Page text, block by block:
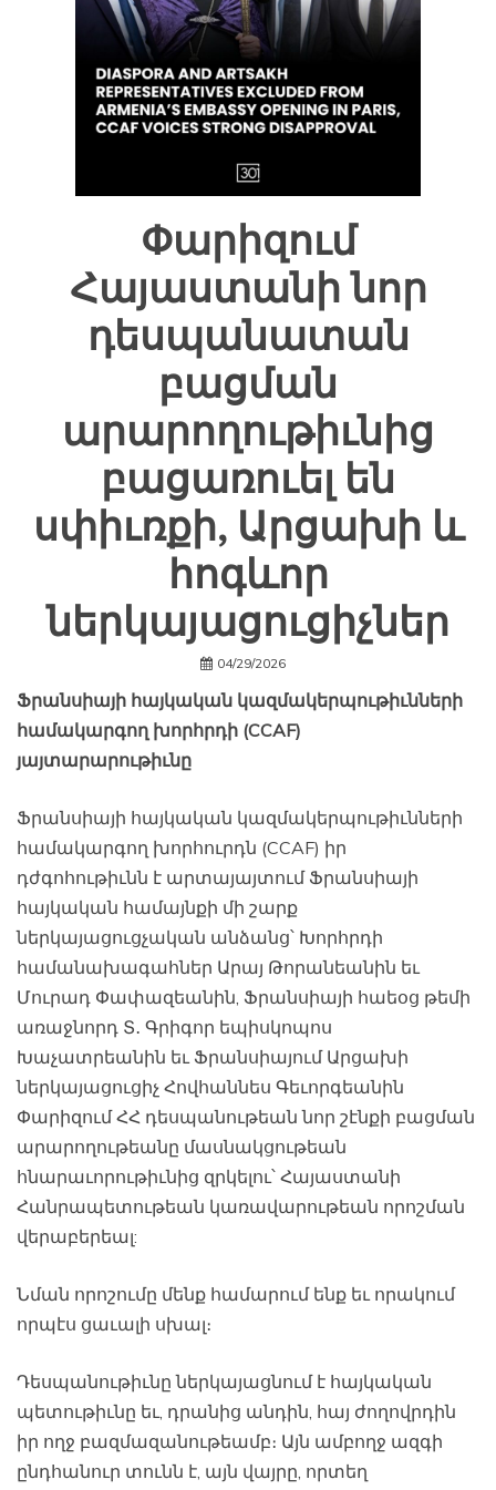
Փարիզում
Հայաստանի նոր
դեսպանատան
բացման
արարողութիւնից
բացառուել են
սփիւռքի, Արցախի և
հոգևոր
ներկայացուցիչներ
04/29/2026
Ֆրանսիայի հայկական կազմակերպութիւնների
համակարգող խորհրդի (CCAF)
յայտարարութիւնը
Ֆրանսիայի հայկական կազմակերպութիւնների
համակարգող խորհուրդն (CCAF) իր
դժգոհութիւնն է արտայայտում Ֆրանսիայի
հայկական համայնքի մի շարք
ներկայացուցչական անձանց՝ Խորհրդի
համանախագահներ Արայ Թորանեանին եւ
Մուրադ Փափազեանին, Ֆրանսիայի հաեօց թեմի
առաջնորդ Տ․ Գրիգոր եպիսկոպոս
Խաչատրեանին եւ Ֆրանսիայում Արցախի
ներկայացուցիչ Հովհաննես Գեւորգեանին
Փարիզում ՀՀ դեսպանութեան նոր շէնքի բացման
արարողութեանը մասնակցութեան
հնարաւորութիւնից զրկելու՝ Հայաստանի
Հանրապետութեան կառավարութեան որոշման
վերաբերեալ:
Նման որոշումը մենք համարում ենք եւ որակում
որպէս ցաւալի սխալ։
Դեսպանութիւնը ներկայացնում է հայկական
պետութիւնը եւ, դրանից անդին, հայ ժողովրդին
իր ողջ բազմազանութեամբ։ Այն ամբողջ ազգի
ընդհանուր տունն է, այն վայրը, որտեղ